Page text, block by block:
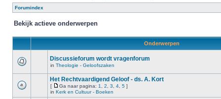
Forumindex
Bekijk actieve onderwerpen
Onderwerpen
Discussieforum wordt vragenforum
in Theologie - Geloofszaken
Het Rechtvaardigend Geloof - ds. A. Kort
[ Ga naar pagina: 1 2 3 4 5 ]
in Kerk en Cultuur - Boeken